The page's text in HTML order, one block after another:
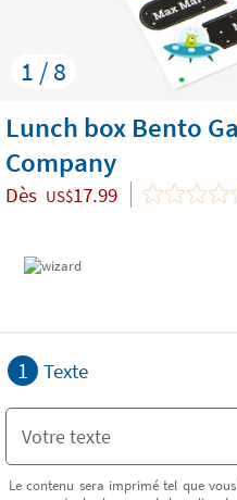
1 / 8
Lunch box Bento
Company
Dès US$17.99
1 Texte
Le contenu sera imprimé tel que